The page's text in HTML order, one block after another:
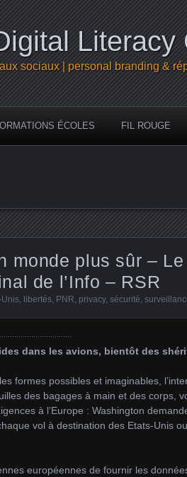
Literacy
sociaux | personal branding &
ÉCOLES FIL ROUGE
monde plus sûr – Le
de l’Info – RSR
Unis libertés PNR privacy, sécurité
dans les avions, bientôt des
formes possibles et imaginables,
des bagages à main et des corps,
à l’Europe : Washington
vol à destination des Etats-Unis
européennes de fournir les